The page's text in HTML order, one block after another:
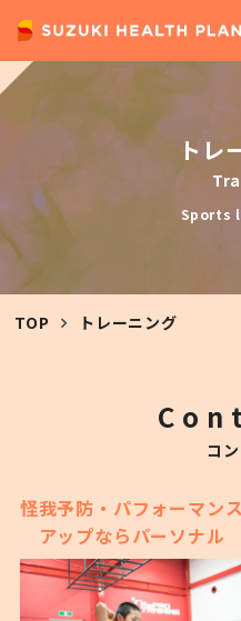
トレ
Sports
TOP トレーニング
コ
怪我予防・パフォーマンス
アップならパーソナル